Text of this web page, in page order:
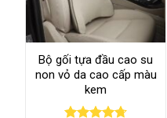
Bộ gối tựa đầu cao su
non vỏ da cao cấp màu
kem